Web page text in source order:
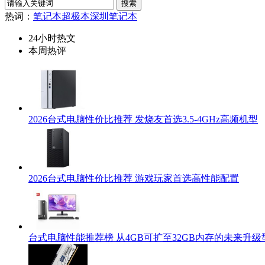
热词： 笔记本超极本深圳笔记本
24小时热文
本周热评
2026台式电脑性价比推荐 发烧友首选3.5-4GHz高频机型
2026台式电脑性价比推荐 游戏玩家首选高性能配置
台式电脑性能推荐榜 从4GB可扩至32GB内存的未来升级